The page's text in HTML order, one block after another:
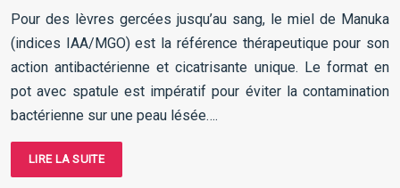
Pour des lèvres gercées jusqu’au sang, le miel de Manuka
(indices IAA/MGO) est la référence thérapeutique pour son
action antibactérienne et cicatrisante unique. Le format en
pot avec spatule est impératif pour éviter la contamination
bactérienne sur une peau lésée….
LIRE LA SUITE